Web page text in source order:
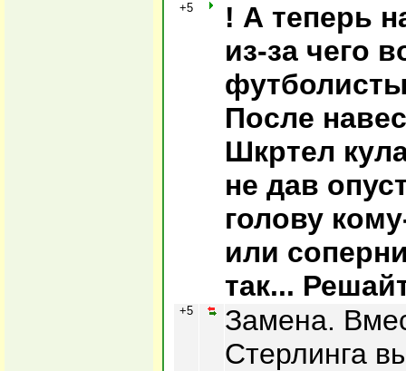
+5
! А теперь
из-за чего
После
Шкртел
не дав
голову
или
так...
+5
Замена.
Стерлинга